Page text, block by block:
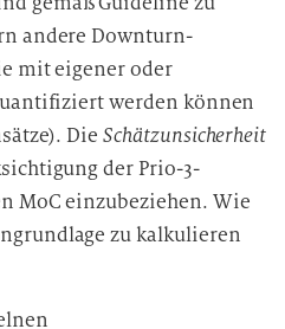
andere Downturn-
mit eigener oder
werden können
DieSchätzunsicherheit
der Prio-3-
MoC einzubeziehen. Wie
zu kalkulieren